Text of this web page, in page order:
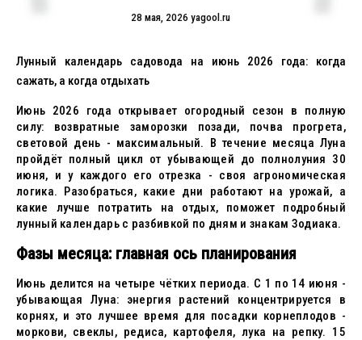
28 мая, 2026 yagool.ru
Лунный календарь садовода на июнь 2026 года: когда
сажать, а когда отдыхать
Июнь 2026 года открывает огородный сезон в полную
силу: возвратные заморозки позади, почва прогрета,
световой день - максимальный. В течение месяца Луна
пройдёт полный цикл от убывающей до полнолуния 30
июня, и у каждого его отрезка - своя агрономическая
логика. Разобраться, какие дни работают на урожай, а
какие лучше потратить на отдых, поможет подробный
лунный календарь с разбивкой по дням и знакам Зодиака.
Фазы месяца: главная ось планирования
Июнь делится на четыре чётких периода. С 1 по 14 июня -
убывающая Луна: энергия растений концентрируется в
корнях, и это лучшее время для посадки корнеплодов -
моркови, свеклы, редиса, картофеля, лука на репку. 15